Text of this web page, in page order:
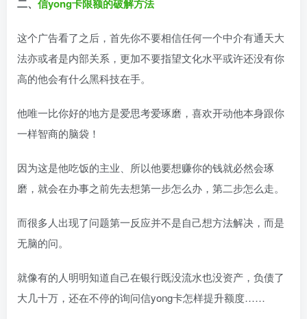
二、 信yong卡限额的破解方法
这个广告看了之后，首先你不要相信任何一个中介有通天大
法亦或者是内部关系，更加不要指望文化水平或许还没有你
高的他会有什么黑科技在手。
他唯一比你好的地方是爱思考爱琢磨，喜欢开动他本身跟你
一样智商的脑袋！
因为这是他吃饭的主业、所以他要想赚你的钱就必然会琢
磨，就会在办事之前先去想第一步怎么办，第二步怎么走。
而很多人出现了问题第一反应并不是自己想方法解决，而是
无脑的问。
就像有的人明明知道自己在银行既没流水也没资产，负债了
大几十万，还在不停的询问信yong卡怎样提升额度……